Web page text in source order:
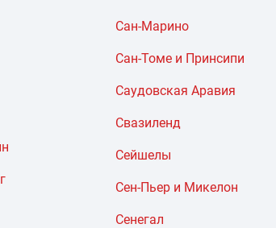
Сан-Марино
Сан-Томе и Принсипи
Саудовская Аравия
Свазиленд
Сейшелы
Сен-Пьер и Микелон
Сенегал